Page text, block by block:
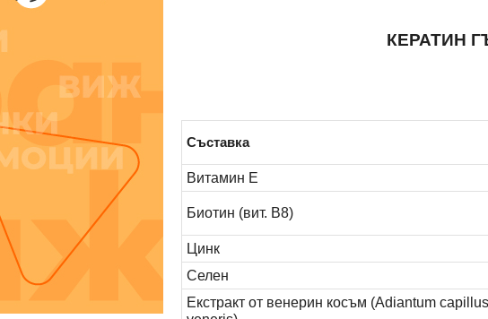
КЕРАТИН
Съставка
Витамин Е
Биотин (вит. B8)
Цинк
Селен
Екстракт от венерин косъм (Adiantum